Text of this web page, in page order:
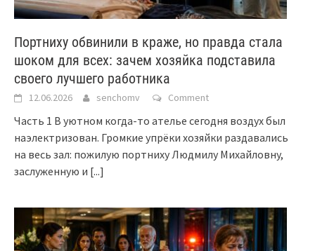
Портниху обвинили в краже, но правда стала
шоком для всех: зачем хозяйка подставила
своего лучшего работника
12.06.2026 senchomv Comment
Часть 1 В уютном когда-то ателье сегодня воздух был
наэлектризован. Громкие упрёки хозяйки раздавались
на весь зал: пожилую портниху Людмилу Михайловну,
заслуженную и [...]